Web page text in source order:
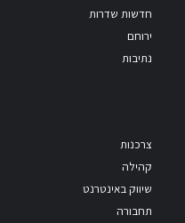
חדשות שדרות
ירוחם
נתיבות
צרכנות
קהילה
שיווק באינטרנט
תחבורה